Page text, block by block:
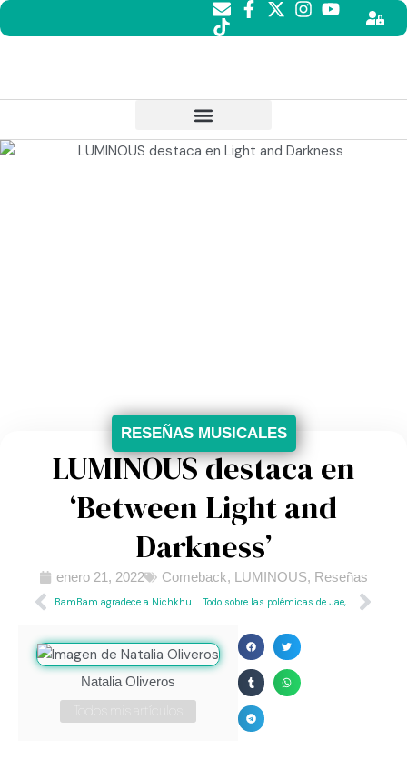
RESEÑAS MUSICALES
LUMINOUS destaca en
‘Between Light and
Darkness’
enero 21, 2022 Comeback, LUMINOUS, Reseñas
BamBam agradece a Nichkhun de 2PM por ‘pavimentar el camino’ a los idols tailandeses Todo sobre las polémicas de Jae, ex integrante de DAY6
Natalia Oliveros